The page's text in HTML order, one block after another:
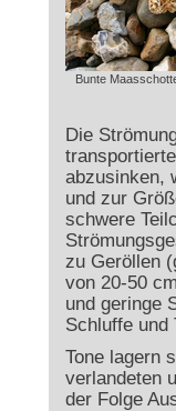
Bunte
Die
abzusinken,
und zur
schwere
zu Geröllen
von 20-50
und geringe
Schluffe und
Tone lagern
verlandeten
der Folge